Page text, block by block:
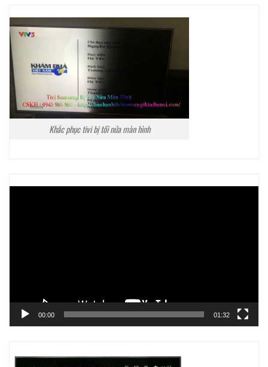
Khắc phục tivi bị tối nửa màn hình
00:00 01:32